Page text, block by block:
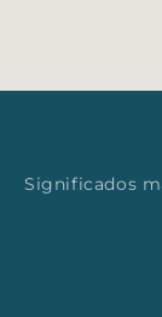
Significados